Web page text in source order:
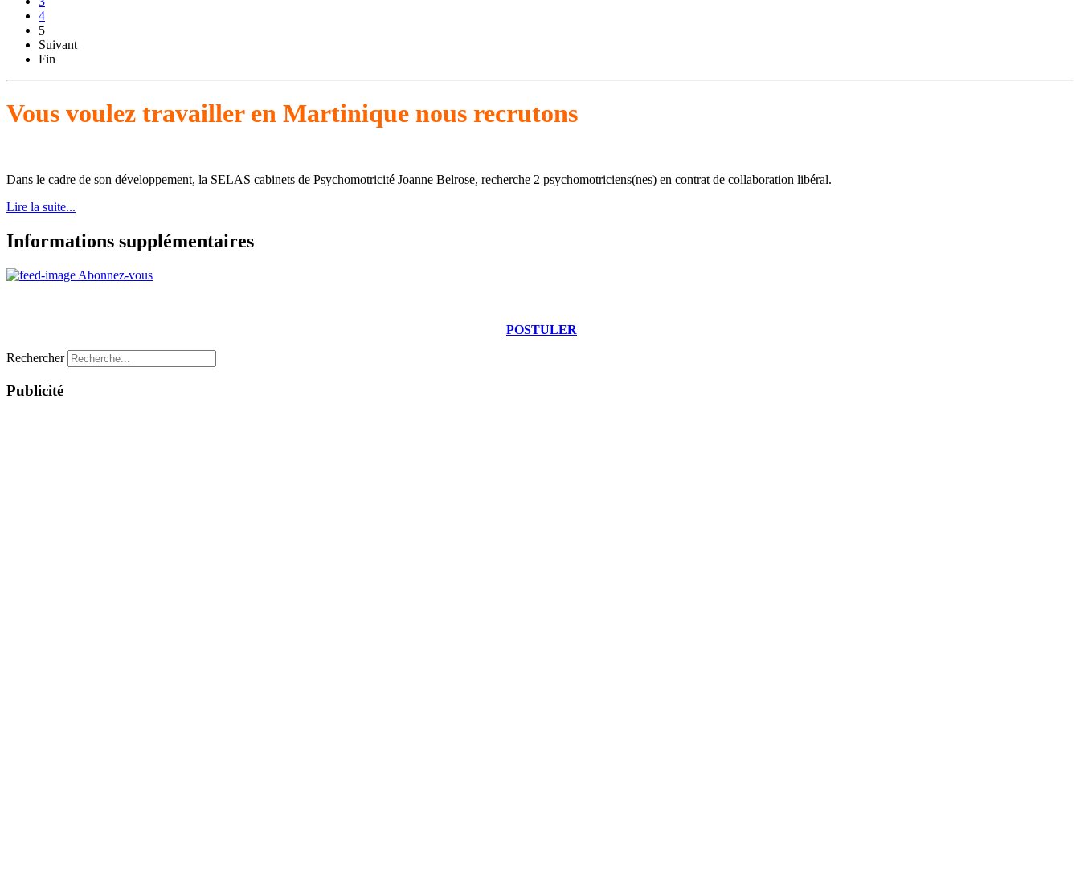
4
5
Suivant
Fin
Vous voulez travailler en Martinique nous recrutons
Dans le cadre de son développement, la SELAS cabinets de Psychomotricité Joanne Belrose, recherche 2 psychomotriciens(nes) en contrat de collaboration libéral.
Lire la suite...
Informations supplémentaires
Abonnez-vous
POSTULER
Rechercher
Publicité